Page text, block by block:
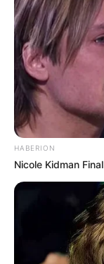
HABERION
Nicole Kidman